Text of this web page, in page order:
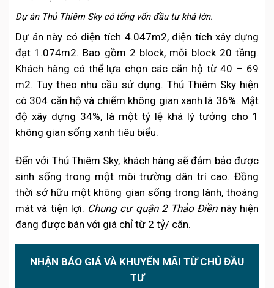
Dự án Thủ Thiêm Sky có tổng vốn đầu tư khá lớn.
Dự án này có diện tích 4.047m2, diện tích xây dựng
đạt 1.074m2. Bao gồm 2 block, mỗi block 20 tầng.
Khách hàng có thể lựa chọn các căn hộ từ 40 – 69
m2. Tuy theo nhu cầu sử dụng. Thủ Thiêm Sky hiện
có 304 căn hộ và chiếm không gian xanh là 36%. Mật
độ xây dựng 34%, là một tỷ lệ khá lý tưởng cho 1
không gian sống xanh tiêu biểu.
Đến với Thủ Thiêm Sky, khách hàng sẽ đảm bảo được
sinh sống trong một môi trường dân trí cao. Đồng
thời sở hữu một không gian sống trong lành, thoáng
mát và tiện lợi. Chung cư quận 2 Thảo Điềnnày hiện
đang được bán với giá chỉ từ 2 tỷ/ căn.
NHẬN BÁO GIÁ VÀ KHUYẾN MÃI TỪ CHỦ ĐẦU
TƯ